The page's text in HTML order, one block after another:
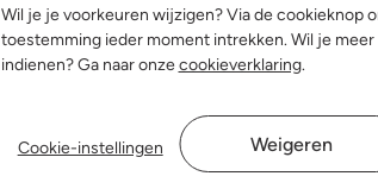
Wil je je voorkeuren wijzigen? Via de cookieknop
toestemming ieder moment intrekken. Wil je
indienen? Ga naar onzecookieverklaring.
Cookie-instellingen Weigeren
Product
4/5